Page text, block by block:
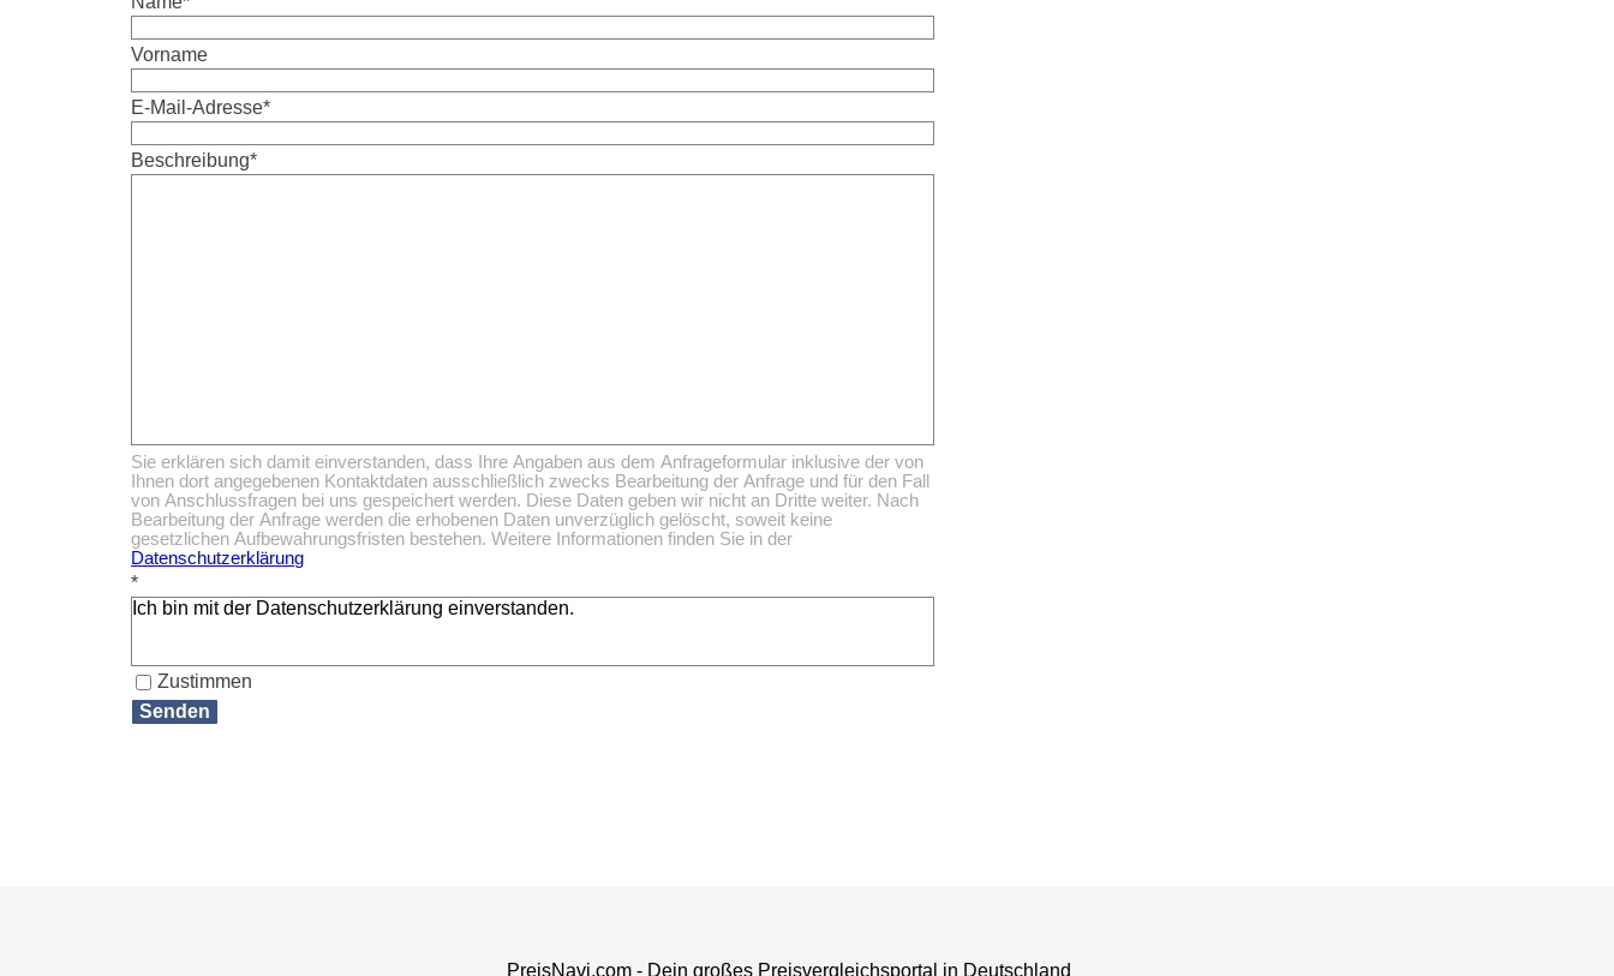
Vorname
E-Mail-Adresse*
Beschreibung*
Sie erklären sich damit einverstanden, dass Ihre Angaben aus dem Anfrageformular inklusive der von
Ihnen dort angegebenen Kontaktdaten ausschließlich zwecks Bearbeitung der Anfrage und für den Fall
von Anschlussfragen bei uns gespeichert werden. Diese Daten geben wir nicht an Dritte weiter. Nach
Bearbeitung der Anfrage werden die erhobenen Daten unverzüglich gelöscht, soweit keine
gesetzlichen Aufbewahrungsfristen bestehen. Weitere Informationen finden Sie in der
Datenschutzerklärung
*
Ich bin mit der Datenschutzerklärung einverstanden.
Zustimmen
PreisNavi.com - Dein großes Preisvergleichsportal in Deutschland